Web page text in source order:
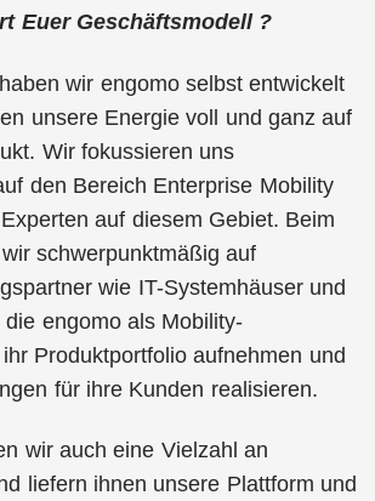
Euer Geschäftsmodell ?
wir engomo selbst entwickelt
unsere Energie voll und ganz auf
Wir fokussieren uns
den Bereich Enterprise Mobility
auf diesem Gebiet. Beim
schwerpunktmäßig auf
wie IT-Systemhäuser und
die engomo als Mobility-
Produktportfolio aufnehmen und
für ihre Kunden realisieren.
wir auch eine Vielzahl an
liefern ihnen unsere Plattform und